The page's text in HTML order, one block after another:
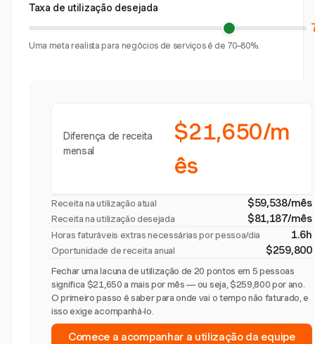
Taxa de utilização desejada
Uma meta realista para negócios de serviços é de 70–80%.
Diferença de receita
mensal
$21,650/m
ês
Receita na utilização atual $59,538/mês
Receita na utilização desejada $81,187/mês
Horas faturáveis extras necessárias por pessoa/dia 1.6h
Oportunidade de receita anual $259,800
Fechar uma lacuna de utilização de 20 pontos em 5 pessoas
significa $21,650 a mais por mês — ou seja, $259,800 por ano.
O primeiro passo é saber para onde vai o tempo não faturado, e
isso exige acompanhá-lo.
Comece a acompanhar a utilização da equipe